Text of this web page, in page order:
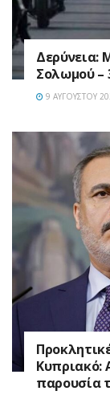
Δερύνεια:
Σολωμού –
9 ΑΥΓΟΎΣΤΟΥ
Κυπριακό:
παρουσία